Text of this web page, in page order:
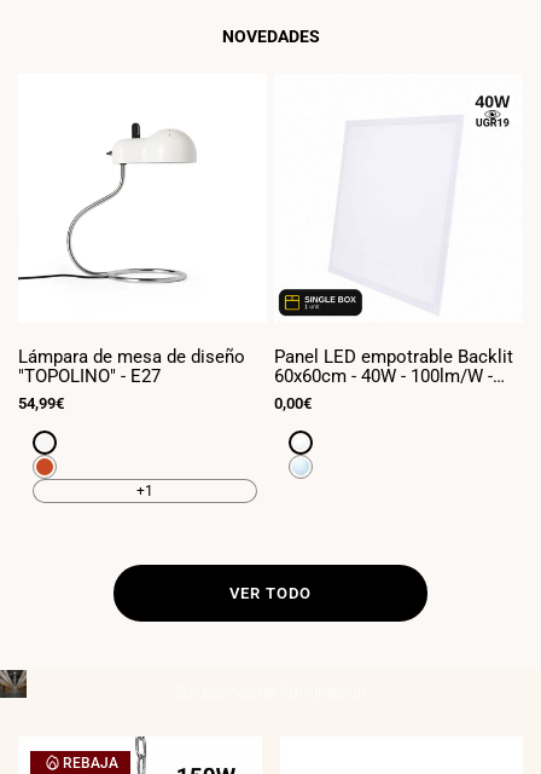
NOVEDADES
Lámpara de mesa de diseño
"TOPOLINO" - E27
Precio
venta
54,99€
Blanco
Rojo
+1
Panel LED empotrable Backlit
60x60cm - 40W - 100lm/W -
Driver flicker free - UGR19 -
IP40 - (Caja x1 und)
Precio
venta
0,00€
Blanco
neutro
4000K
Blanco
VER TODO
REBAJA